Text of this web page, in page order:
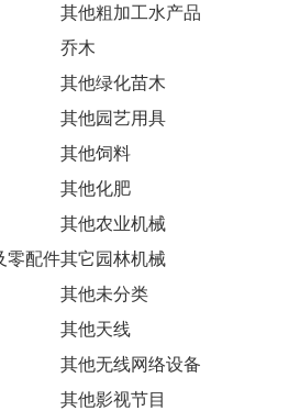
其他粗加工水产品
乔木
其他绿化苗木
其他园艺用具
其他饲料
其他化肥
其他农业机械
零配件其它园林机械
其他未分类
其他天线
其他无线网络设备
其他影视节目